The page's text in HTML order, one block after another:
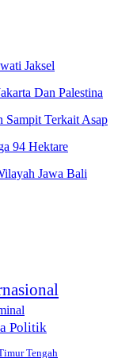
Jaksel
Dan Palestina
Sampit Terkait Asap
94 Hektare
Jawa Bali
Politik
Tengah